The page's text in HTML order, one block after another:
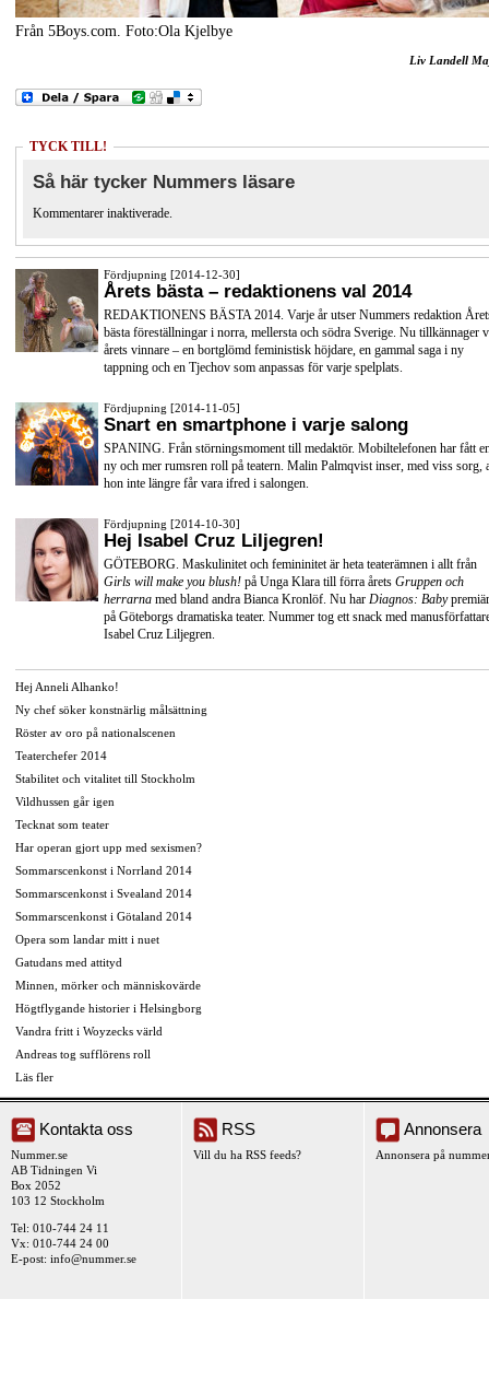
Från 5Boys.com. Foto:Ola Kjelbye
Liv Landell
TYCK TILL!
Så här tycker Nummers läsare
Kommentarer inaktiverade.
Fördjupning [2014-12-30]
Årets bästa – redaktionens val 2014
REDAKTIONENS BÄSTA 2014. Varje år utser Nummers redaktion
bästa föreställningar i norra, mellersta och södra Sverige. Nu tillkännager
årets vinnare – en bortglömd feministisk höjdare, en gammal saga i ny
tappning och en Tjechov som anpassas för varje spelplats.
Fördjupning [2014-11-05]
Snart en smartphone i varje salong
SPANING. Från störningsmoment till medaktör. Mobiltelefonen har fått
ny och mer rumsren roll på teatern. Malin Palmqvist inser, med viss sorg,
hon inte längre får vara ifred i salongen.
Fördjupning [2014-10-30]
Hej Isabel Cruz Liljegren!
GÖTEBORG. Maskulinitet och femininitet är heta teaterämnen i allt från
Girls will make you blush! på Unga Klara till förra årets Gruppen och
herrarna med bland andra Bianca Kronlöf. Nu har Diagnos: Babypremiär
på Göteborgs dramatiska teater. Nummer tog ett snack med
Isabel Cruz Liljegren.
Hej Anneli Alhanko!
Ny chef söker konstnärlig målsättning
Röster av oro på nationalscenen
Teaterchefer 2014
Stabilitet och vitalitet till Stockholm
Vildhussen går igen
Tecknat som teater
Har operan gjort upp med sexismen?
Sommarscenkonst i Norrland 2014
Sommarscenkonst i Svealand 2014
Sommarscenkonst i Götaland 2014
Opera som landar mitt i nuet
Gatudans med attityd
Minnen, mörker och människovärde
Högtflygande historier i Helsingborg
Vandra fritt i Woyzecks värld
Andreas tog sufflörens roll
Läs fler
Kontakta oss
Nummer.se
AB Tidningen Vi
Box 2052
103 12 Stockholm
Tel: 010-744 24 11
Vx: 010-744 24 00
E-post: info@nummer.se
RSS
Vill du ha RSS feeds?
Annonsera
Annonsera på